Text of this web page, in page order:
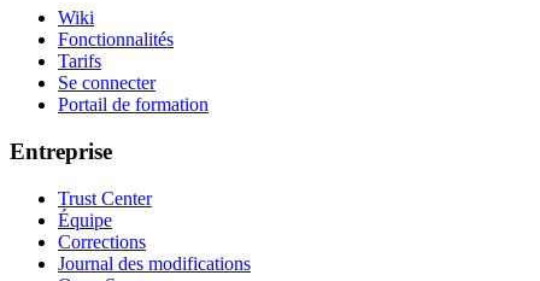
Wiki
Fonctionnalités
Tarifs
Se connecter
Portail de formation
Entreprise
Trust Center
Équipe
Corrections
Journal des modifications